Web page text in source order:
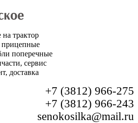
трактор
прицепные
поперечные
сервис
доставка
+7 (3812) 966-275
+7 (3812) 966-243
senokosilka@mail.ru